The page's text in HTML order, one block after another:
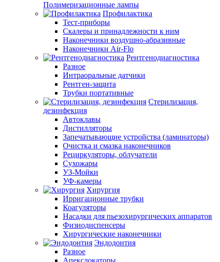
Полимеризационные лампы
Профилактика
Тест-приборы
Скалеры и принадлежности к ним
Наконечники воздушно-абразивные
Наконечники Air-Flo
Рентгенодиагностика
Разное
Интраоральные датчики
Рентген-защита
Трубки портативные
Стерилизация,
дезинфекция
Автоклавы
Дистилляторы
Запечатывающие устройства (ламинаторы)
Очистка и смазка наконечников
Рециркуляторы, облучатели
Сухожары
УЗ-Мойки
УФ-камеры
Хирургия
Ирригационные трубки
Коагуляторы
Насадки для пьезохирургических аппаратов
Физиодиспенсеры
Хирургические наконечники
Эндодонтия
Разное
Апекслокаторы